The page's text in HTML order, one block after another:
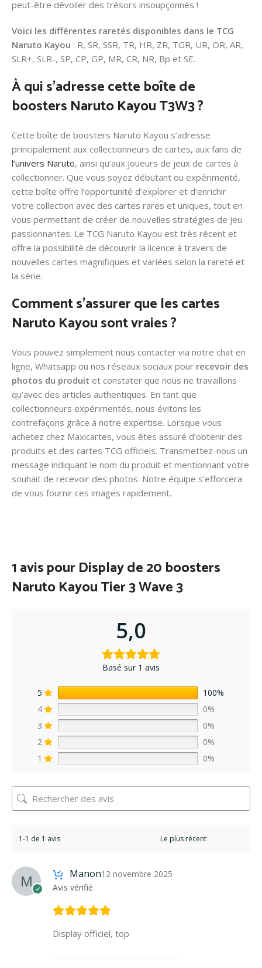
peut-être dévoiler des trésors insoupçonnés !
Voici les différentes raretés disponibles dans le TCG
Naruto Kayou : R, SR, SSR, TR, HR, ZR, TGR, UR, OR, AR,
SLR+, SLR-, SP, CP, GP, MR, CR, NR, Bp et SE.
À qui s’adresse cette boîte de
boosters Naruto Kayou T3W3 ?
Cette boîte de boosters Naruto Kayou s’adresse
principalement aux collectionneurs de cartes, aux fans de
l’univers Naruto, ainsi qu’aux joueurs de jeux de cartes à
collectionner. Que vous soyez débutant ou expérimenté,
cette boîte offre l’opportunité d’explorer et d’enrichir
votre collection avec des cartes rares et uniques, tout en
vous permettant de créer de nouvelles stratégies de jeu
passionnantes. Le TCG Naruto Kayou est très récent et
offre la possibilité de découvrir la licence à travers de
nouvelles cartes magnifiques et variées selon la rareté et
la série.
Comment s’assurer que les cartes
Naruto Kayou sont vraies ?
Vous pouvez simplement nous contacter via notre chat en
ligne, Whatsapp ou nos réseaux sociaux pour recevoir des
photos du produit et constater que nous ne travaillons
qu’avec des articles authentiques. En tant que
collectionneurs expérimentés, nous évitons les
contrefaçons grâce à notre expertise. Lorsque vous
achetez chez Maxicartes, vous êtes assuré d’obtenir des
produits et des cartes TCG officiels. Transmettez-nous un
message indiquant le nom du produit et mentionnant votre
souhait de recevoir des photos. Notre équipe s’efforcera
de vous fournir ces images rapidement.
1 avis pourDisplay de 20 boosters
Naruto Kayou Tier 3 Wave 3
5,0
Basé sur 1 avis
5
100%
4
0%
3
0%
2
0%
1
0%
1-1 de 1 avis
Manon
Avis vérifié
12 novembre 2025
Display officiel, top